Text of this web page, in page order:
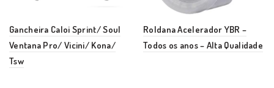
Gancheira Caloi Sprint/ Soul
Ventana Pro/ Vicini/ Kona/
Tsw
Roldana Acelerador YBR –
Todos os anos – Alta Qualidade